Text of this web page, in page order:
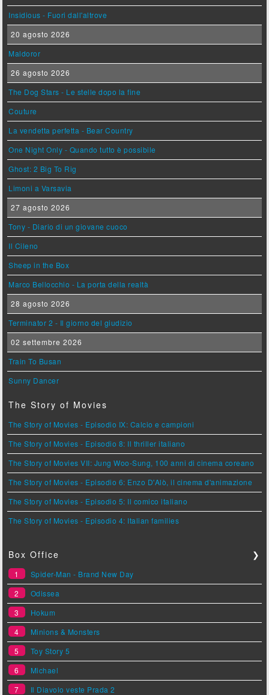
Insidious - Fuori dall'altrove
20 agosto 2026
Maldoror
26 agosto 2026
The Dog Stars - Le stelle dopo la fine
Couture
La vendetta perfetta - Bear Country
One Night Only - Quando tutto è possibile
Ghost: 2 Big To Rig
Limoni a Varsavia
27 agosto 2026
Tony - Diario di un giovane cuoco
Il Cileno
Sheep in the Box
Marco Bellocchio - La porta della realtà
28 agosto 2026
Terminator 2 - Il giorno del giudizio
02 settembre 2026
Train To Busan
Sunny Dancer
The Story of Movies
The Story of Movies - Episodio IX: Calcio e campioni
The Story of Movies - Episodio 8: Il thriller italiano
The Story of Movies VII: Jung Woo-Sung, 100 anni di cinema coreano
The Story of Movies - Episodio 6: Enzo D'Alò, il cinema d'animazione
The Story of Movies - Episodio 5: Il comico italiano
The Story of Movies - Episodio 4: Italian families
Box Office ❯
1
Spider-Man - Brand New Day
2
Odissea
3
Hokum
4
Minions & Monsters
5
Toy Story 5
6
Michael
7
Il Diavolo veste Prada 2